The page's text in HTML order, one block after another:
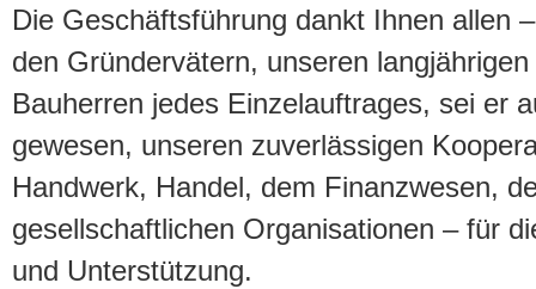
Die Geschäftsführung dankt Ihnen allen –
den Gründervätern, unseren
Bauherren jedes Einzelauftrages, sei er
gewesen, unseren zuverlässigen
Handwerk, Handel, dem Finanzwesen,
gesellschaftlichen Organisationen – für
und Unterstützung.